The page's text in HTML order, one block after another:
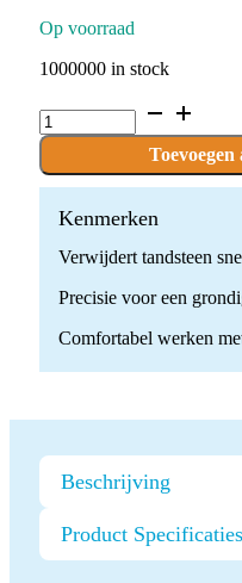
Op voorraad
1000000 in stock
GN3
ultrasone
quantity
Kenmerken
Verwijdert tandsteen
Precisie voor een
Comfortabel werken
Beschrijving
Product Specificaties